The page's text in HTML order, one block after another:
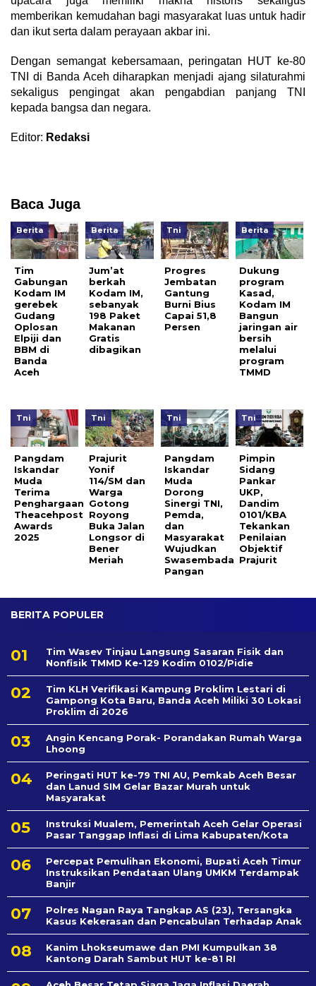
memberikan kemudahan bagi masyarakat luas untuk hadir
dan ikut serta dalam perayaan akbar ini.
Dengan semangat kebersamaan, peringatan HUT ke-80
TNI di Banda Aceh diharapkan menjadi ajang silaturahmi
sekaligus pengingat akan pengabdian panjang TNI
kepada bangsa dan negara.
Editor: Redaksi
Baca Juga
Berita
Tim
Gabungan
Kodam IM
gerebek
Gudang
Oplosan
Elpiji dan
BBM di
Banda
Aceh
Berita
Jum’at
berkah
Kodam IM,
sebanyak
198 Paket
Makanan
Gratis
dibagikan
Tni
Progres
Jembatan
Gantung
Burni Bius
Capai 51,8
Persen
Berita
Dukung
program
Kasad,
Kodam IM
Bangun
jaringan air
bersih
melalui
program
TMMD
Tni
Pangdam
Iskandar
Muda
Terima
Penghargaan
Theacehpost
Awards
2025
Tni
Prajurit
Yonif
114/SM dan
Warga
Gotong
Royong
Buka Jalan
Longsor di
Bener
Meriah
Tni
Pangdam
Iskandar
Muda
Dorong
Sinergi TNI,
Pemda,
dan
Masyarakat
Wujudkan
Swasembada
Pangan
Tni
Pimpin
Sidang
Pankar
UKP,
Dandim
0101/KBA
Tekankan
Penilaian
Objektif
Prajurit
BERITA POPULER
Tim Wasev Tinjau Langsung Sasaran Fisik dan
Nonfisik TMMD Ke-129 Kodim 0102/Pidie
Tim KLH Verifikasi Kampung Proklim Lestari di
Gampong Kota Baru, Banda Aceh Miliki 30 Lokasi
Proklim di 2026
Angin Kencang Porak- Porandakan Rumah Warga
Lhoong
Peringati HUT ke-79 TNI AU, Pemkab Aceh Besar
dan Lanud SIM Gelar Bazar Murah untuk
Masyarakat
Instruksi Mualem, Pemerintah Aceh Gelar Operasi
Pasar Tanggap Inflasi di Lima Kabupaten/Kota
Percepat Pemulihan Ekonomi, Bupati Aceh Timur
Instruksikan Pendataan Ulang UMKM Terdampak
Banjir
Polres Nagan Raya Tangkap AS (23), Tersangka
Kasus Kekerasan dan Pencabulan Terhadap Anak
Kanim Lhokseumawe dan PMI Kumpulkan 38
Kantong Darah Sambut HUT ke-81 RI